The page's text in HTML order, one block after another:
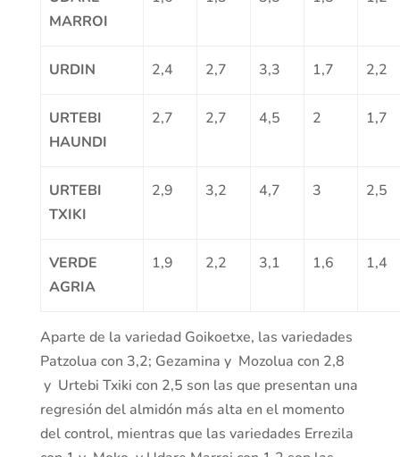
MARROI
URDIN 2,4 2,7 3,3 1,7 2,2
URTEBI
HAUNDI
2,7 2,7 4,5 2 1,7
URTEBI
TXIKI
2,9 3,2 4,7 3 2,5
VERDE
AGRIA
1,9 2,2 3,1 1,6 1,4
Aparte de la variedad Goikoetxe, las variedades
Patzolua con 3,2; Gezamina y Mozolua con 2,8
y Urtebi Txiki con 2,5 son las que presentan una
regresión del almidón más alta en el momento
del control, mientras que las variedades Errezila